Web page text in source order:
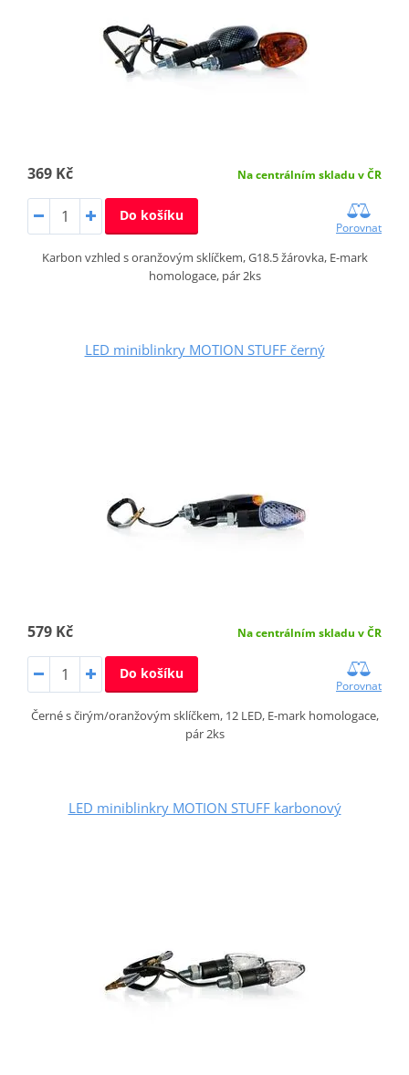
369 Kč Na centrálním skladu v ČR
Do košíku
Porovnat
Karbon vzhled s oranžovým sklíčkem, G18.5 žárovka, E-mark
homologace, pár 2ks
LED miniblinkry MOTION STUFF černý
579 Kč Na centrálním skladu v ČR
Do košíku
Porovnat
Černé s čirým/oranžovým sklíčkem, 12 LED, E-mark homologace,
pár 2ks
LED miniblinkry MOTION STUFF karbonový